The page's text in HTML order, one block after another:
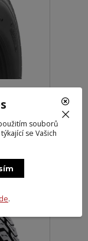
150K
> 10 kssouborů
se Vašich
.